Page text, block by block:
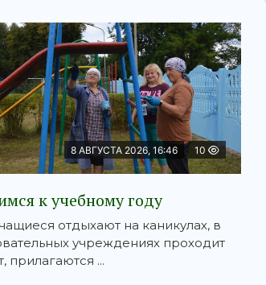
8 АВГУСТА 2026, 16:46 10
к учебному году
отдыхают на каникулах, в
учреждениях проходит
прилагаются ...